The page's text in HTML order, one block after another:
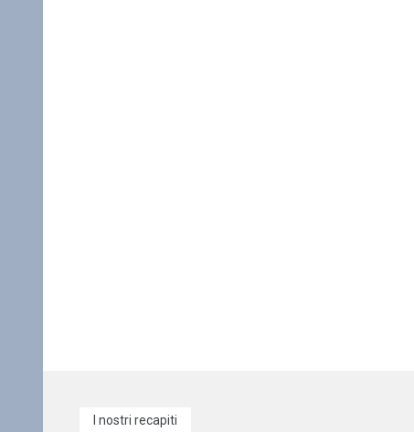
I nostri recapiti